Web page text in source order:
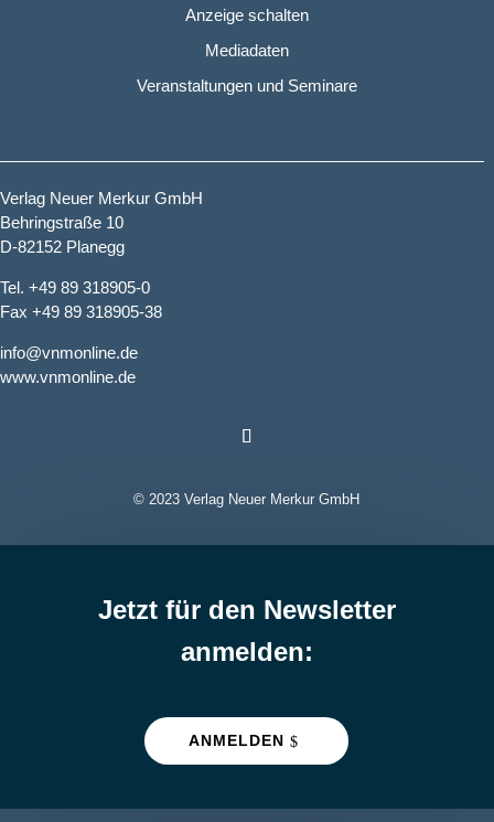
Anzeige schalten
Mediadaten
Veranstaltungen und Seminare
Verlag Neuer Merkur GmbH
Behringstraße 10
D-82152 Planegg
Tel. +49 89 318905-0
Fax +49 89 318905-38
info@vnmonline.de
www.vnmonline.de
© 2023 Verlag Neuer Merkur GmbH
Jetzt für den Newsletter
anmelden:
ANMELDEN